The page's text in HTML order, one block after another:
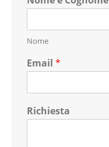
Nome
Email *
Richiesta